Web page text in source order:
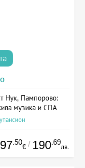
Нук, Пампорово:
музика и СПА
97.50
€ / 190.69
лв.